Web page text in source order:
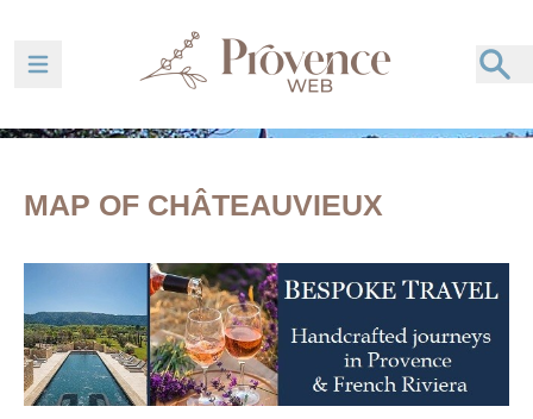
Ouvrir la barre de navigation
MAP OF CHÂTEAUVIEUX